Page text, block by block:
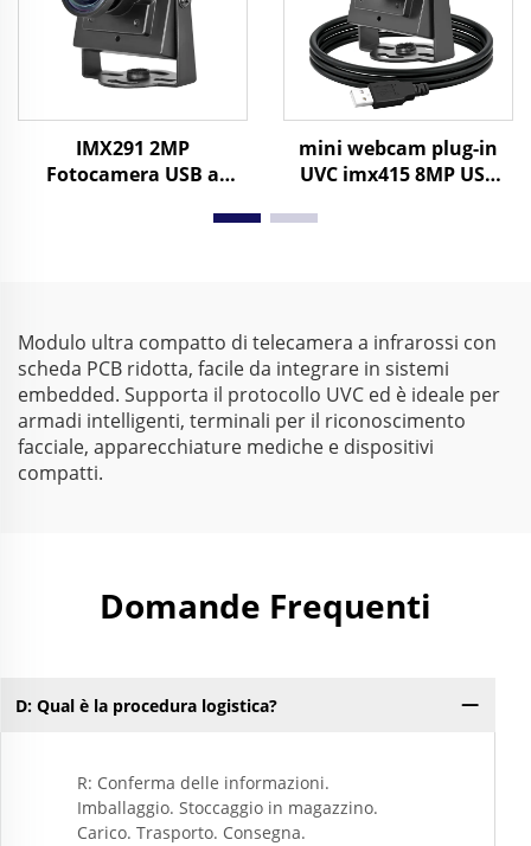
IMX291 2MP
Fotocamera USB a
0,001Lux HD 1080P
H.264/MJPEG/YUY2
mini webcam plug-in
UVC imx415 8MP USB
UHD 3840*2160 30fps
Modulo ultra compatto di telecamera a infrarossi con
scheda PCB ridotta, facile da integrare in sistemi
embedded. Supporta il protocollo UVC ed è ideale per
armadi intelligenti, terminali per il riconoscimento
facciale, apparecchiature mediche e dispositivi
compatti.
Domande Frequenti
D: Qual è la procedura logistica?
R: Conferma delle informazioni.
Imballaggio. Stoccaggio in magazzino.
Carico. Trasporto. Consegna.